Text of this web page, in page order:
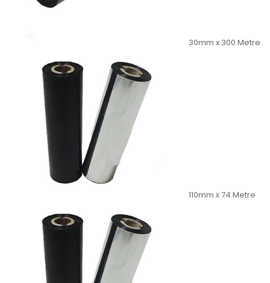
30mm x 300 Metre
110mm x 74 Metre